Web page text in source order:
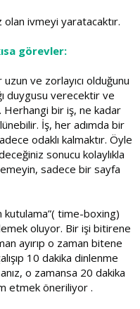
olan ivmeyi yaratacaktır.
görevler:
ve zorlayıcı olduğunu
duygusu verecektir ve
Herhangi bir iş, ne kadar
İş, her adımda bir
odaklı kalmaktır. Öyle
sonucu kolaylıkla
sadece bir sayfa
kutulama”( time-boxing)
oluyor. Bir işi bitirene
ayırıp o zaman bitene
10 dakika dinlenme
o zamansa 20 dakika
etmek öneriliyor .